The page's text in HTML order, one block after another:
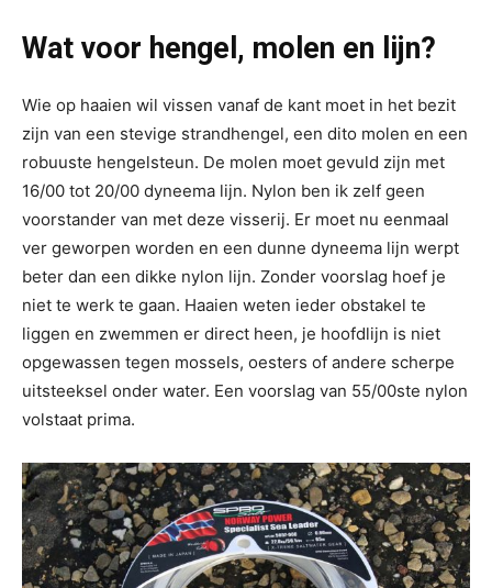
Wat voor hengel, molen en lijn?
Wie op haaien wil vissen vanaf de kant moet in het bezit
zijn van een stevige strandhengel, een dito molen en een
robuuste hengelsteun. De molen moet gevuld zijn met
16/00 tot 20/00 dyneema lijn. Nylon ben ik zelf geen
voorstander van met deze visserij. Er moet nu eenmaal
ver geworpen worden en een dunne dyneema lijn werpt
beter dan een dikke nylon lijn. Zonder voorslag hoef je
niet te werk te gaan. Haaien weten ieder obstakel te
liggen en zwemmen er direct heen, je hoofdlijn is niet
opgewassen tegen mossels, oesters of andere scherpe
uitsteeksel onder water. Een voorslag van 55/00ste nylon
volstaat prima.